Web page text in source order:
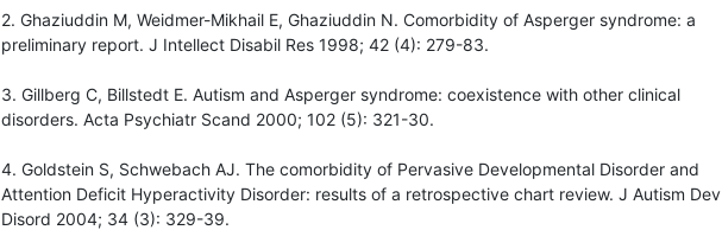
2. Ghaziuddin M, Weidmer-Mikhail E, Ghaziuddin N. Comorbidity of Asperger syndrome: a
preliminary report. J Intellect Disabil Res 1998; 42 (4): 279-83.
3. Gillberg C, Billstedt E. Autism and Asperger syndrome: coexistence with other clinical
disorders. Acta Psychiatr Scand 2000; 102 (5): 321-30.
4. Goldstein S, Schwebach AJ. The comorbidity of Pervasive Developmental Disorder and
Attention Deficit Hyperactivity Disorder: results of a retrospective chart review. J Autism Dev
Disord 2004; 34 (3): 329-39.